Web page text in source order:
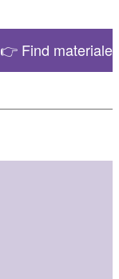
👉 Find